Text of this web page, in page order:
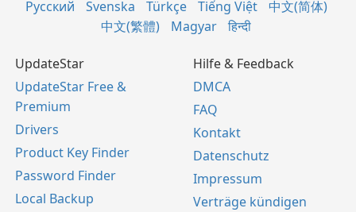
Русский
Svenska Türkçe Tiếng Việt
中文(简体)
中文(繁體)
Magyar हिन्दी
UpdateStar
UpdateStar Free &
Premium
Drivers
Product Key Finder
Password Finder
Local Backup
Hilfe & Feedback
DMCA
FAQ
Kontakt
Datenschutz
Impressum
Verträge kündigen